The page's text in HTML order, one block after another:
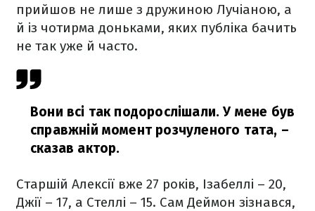
прийшов не лише з дружиною Лучіаною, а
й із чотирма доньками, яких публіка бачить
не так уже й часто.
Вони всі так подорослішали. У мене був
справжній момент розчуленого тата, –
сказав актор.
Старшій Алексії вже 27 років, Ізабеллі – 20,
Джії – 17, а Стеллі – 15. Сам Деймон зізнався,